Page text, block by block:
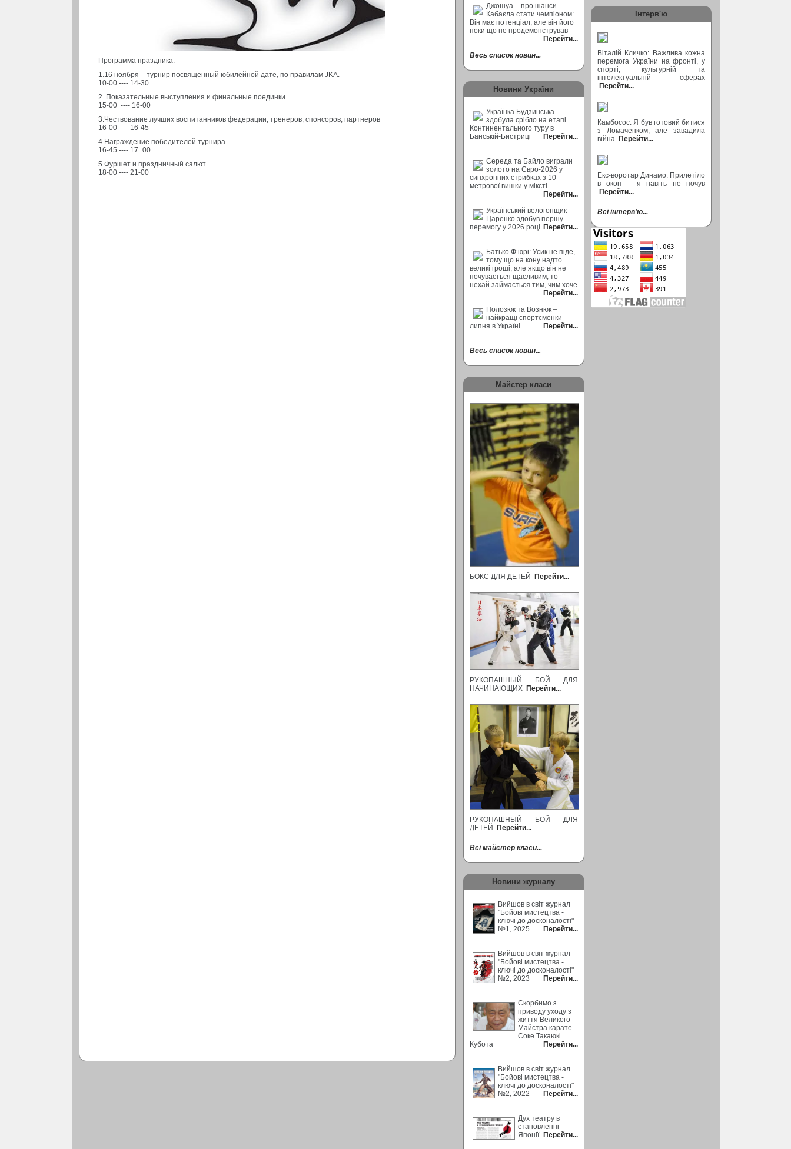
Программа праздника.
1.16 ноября – турнир посвященный юбилейной дате, по правилам JKА.
10-00 ---- 14-30
2. Показательные выступления и финальные поединки
15-00 ---- 16-00
3.Чествование лучших воспитанников федерации, тренеров, спонсоров, партнеров
16-00 ---- 16-45
4.Награждение победителей турнира
16-45 ---- 17=00
5.Фуршет и праздничный салют.
18-00 ---- 21-00
Джошуа – про шанси
Кабаєла стати чемпіоном:
Він має потенціал, але він його
поки що не продемонстрував
Перейти...
Весь список новин...
Новини України
Українка Будзинська
здобула срібло на етапі
Континентального туру в
Банській-Бистриці
Перейти...
Середа та Байло виграли
золото на Євро-2026 у
синхронних стрибках з 10-
метрової вишки у міксті
Перейти...
Український велогонщик
Царенко здобув першу
перемогу у 2026 році Перейти...
Батько Ф’юрі: Усик не піде,
тому що на кону надто
великі гроші, але якщо він не
почувається щасливим, то
нехай займається тим, чим хоче
Перейти...
Полозюк та Вознюк –
найкращі спортсменки
липня в Україні
Перейти...
Весь список новин...
Майстер класи
БОКС ДЛЯ ДЕТЕЙ Перейти...
РУКОПАШНЫЙ БОЙ ДЛЯ
НАЧИНАЮЩИХ Перейти...
РУКОПАШНЫЙ БОЙ ДЛЯ
ДЕТЕЙ
Перейти...
Всі майстер класи...
Новини журналу
Вийшов в світ журнал
"Бойові мистецтва -
ключі до досконалості"
№1, 2025
Перейти...
Вийшов в світ журнал
"Бойові мистецтва -
ключі до досконалості"
№2, 2023
Перейти...
Скорбимо з
приводу уходу з
життя Великого
Майстра карате
Соке Такаюкі
Кубота
Перейти...
Вийшов в світ журнал
"Бойові мистецтва -
ключі до досконалості"
№2, 2022
Перейти...
Дух театру в
становленні
Японії
Перейти...
Інтерв'ю
Віталій Кличко: Важлива кожна
перемога України на фронті, у
спорті, культурній та
інтелектуальній сферах
Перейти...
Камбосос: Я був готовий битися
з Ломаченком, але завадила
війна Перейти...
Екс-воротар Динамо: Прилетіло
в окоп – я навіть не почув
Перейти...
Всі інтерв'ю...